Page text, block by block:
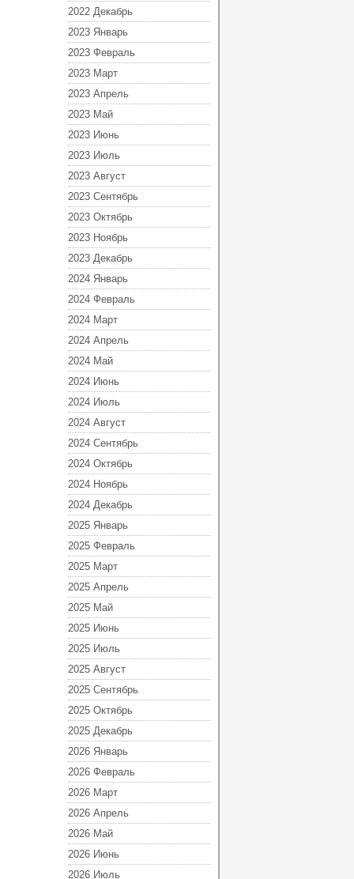
2022 Декабрь
2023 Январь
2023 Февраль
2023 Март
2023 Апрель
2023 Май
2023 Июнь
2023 Июль
2023 Август
2023 Сентябрь
2023 Октябрь
2023 Ноябрь
2023 Декабрь
2024 Январь
2024 Февраль
2024 Март
2024 Апрель
2024 Май
2024 Июнь
2024 Июль
2024 Август
2024 Сентябрь
2024 Октябрь
2024 Ноябрь
2024 Декабрь
2025 Январь
2025 Февраль
2025 Март
2025 Апрель
2025 Май
2025 Июнь
2025 Июль
2025 Август
2025 Сентябрь
2025 Октябрь
2025 Декабрь
2026 Январь
2026 Февраль
2026 Март
2026 Апрель
2026 Май
2026 Июнь
2026 Июль